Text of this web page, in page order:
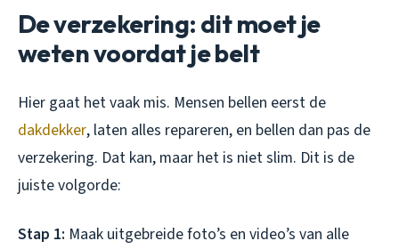
De verzekering: dit moet je
weten voordat je belt
Hier gaat het vaak mis. Mensen bellen eerst de
dakdekker, laten alles repareren, en bellen dan pas de
verzekering. Dat kan, maar het is niet slim. Dit is de
juiste volgorde:
Stap 1: Maak uitgebreide foto’s en video’s van alle